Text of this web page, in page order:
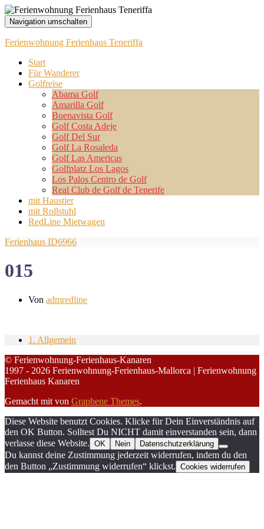
Navigation umschalten
Ferienwohnung Ferienhaus Teneriffa
Start
Für Wanderer
Golfreise
Abama Golf
Amarilla Golf
Buenavista Golf
Golf Costa Adeje
Golf Del Sur
Golf La Rosaleda
Golf Las Americas
Golfplatz Los Lagos
Los Palos Centro de Golf
Real Club de Golf de Tenerife
mit Haustier
mit Rollstuhl
RedLine Mietwagen
Ferienhaus ID6966
015
Von admredline
1. Allgemein
© Ferienwohnung-Ferienhaus-Kanaren
1997 - 2026 Ferienwohnung-Ferienhaus-Mallorca | Ferienwohnung
Ferienhaus Kanaren
Gemacht mit von Graphene Themes.
Diese Website benutzt Cookies. Klicke für Dein Einverständnis auf
den OK Button. Solltest Du NICHT damit einverstanden sein, dann
verlasse diese Website. OK Nein Datenschutzerklärung
Du kannst deine Zustimmung jederzeit widerrufen, indem du den
den Button „Zustimmung widerrufen“ klickst. Cookies widerrufen